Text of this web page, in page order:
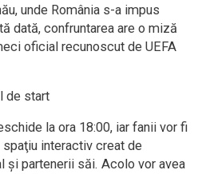
unde România s-a impus
dată, confruntarea are o miză
oficial recunoscut de UEFA
de start
la ora 18:00, iar fanii vor fi
spaţiu interactiv creat de
şi partenerii săi. Acolo vor avea